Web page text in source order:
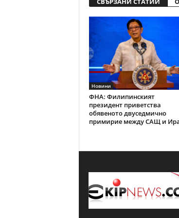
Новини
ФНА: Филипинският
президент приветства
обявеното двуседмично
примирие между САЩ и